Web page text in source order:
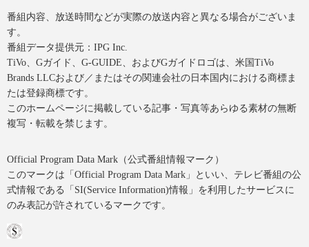
番組内容、放送時間などが実際の放送内容と異なる場合がございま
す。
番組データ提供元：IPG Inc.
TiVo、Gガイド、G-GUIDE、およびGガイドロゴは、米国TiVo
Brands LLCおよび／またはその関連会社の日本国内における商標ま
たは登録商標です。
このホームページに掲載している記事・写真等あらゆる素材の無断
複写・転載を禁じます。
Official Program Data Mark（公式番組情報マーク）
このマークは「Official Program Data Mark」といい、テレビ番組の公
式情報である「SI(Service Information)情報」を利用したサービスに
のみ表記が許されているマークです。